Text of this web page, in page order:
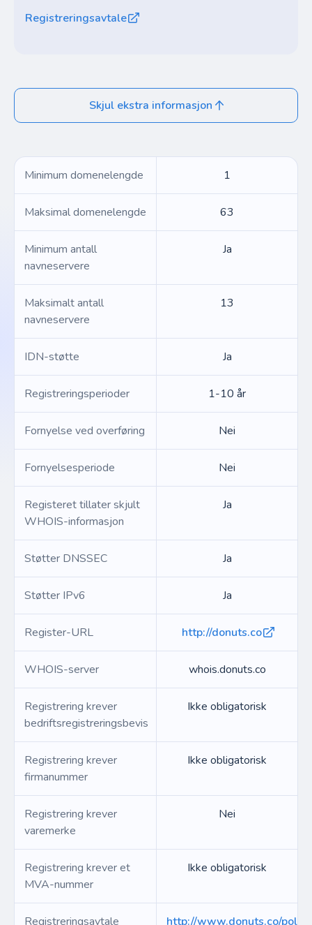
Registreringsavtale
Skjul ekstra informasjon
Minimum domenelengde 1
Maksimal domenelengde 63
Minimum antall
navneservere
Ja
Maksimalt antall
navneservere
13
IDN-støtte Ja
Registreringsperioder 1-10 år
Fornyelse ved overføring Nei
Fornyelsesperiode Nei
Registeret tillater skjult
WHOIS-informasjon
Ja
Støtter DNSSEC Ja
Støtter IPv6 Ja
Register-URL http://donuts.co
WHOIS-server whois.donuts.co
Registrering krever
bedriftsregistreringsbevis
Ikke obligatorisk
Registrering krever
firmanummer
Ikke obligatorisk
Registrering krever
varemerke
Nei
Registrering krever et
MVA-nummer
Ikke obligatorisk
Registreringsavtale http://www.donuts.co/